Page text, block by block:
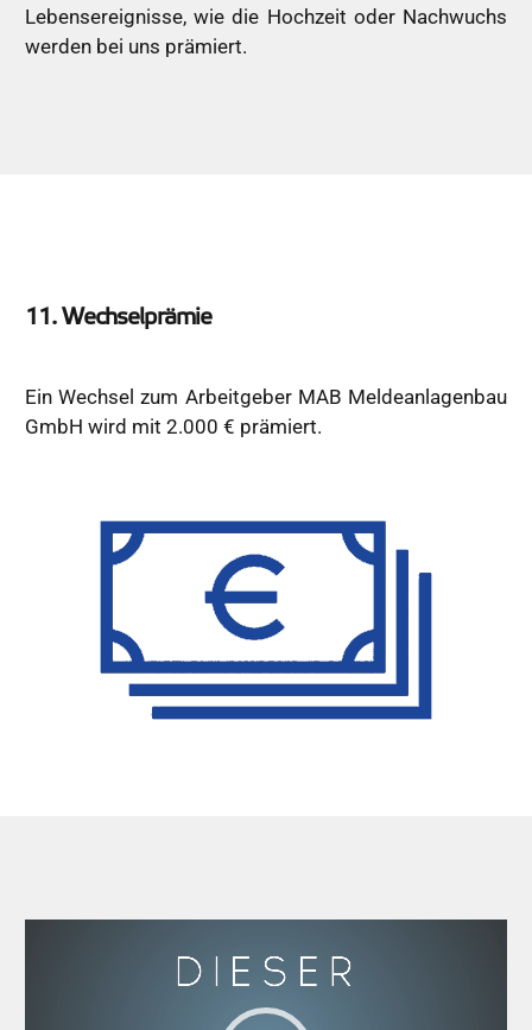
Lebensereignisse, wie die Hochzeit oder Nachwuchs
werden bei uns prämiert.
11. Wechselprämie
Ein Wechsel zum Arbeitgeber MAB Meldeanlagenbau
GmbH wird mit 2.000 € prämiert.